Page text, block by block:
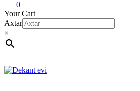
0
Your Cart
Axtar
×